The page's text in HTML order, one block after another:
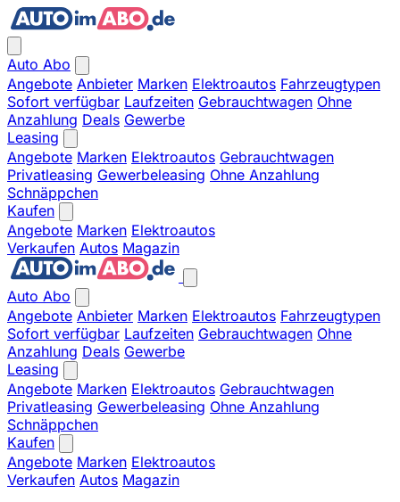
Auto Abo
Angebote Anbieter Marken Elektroautos Fahrzeugtypen
Sofort verfügbar Laufzeiten Gebrauchtwagen Ohne
Anzahlung Deals Gewerbe
Leasing
Angebote Marken Elektroautos Gebrauchtwagen
Privatleasing Gewerbeleasing Ohne Anzahlung
Schnäppchen
Kaufen
Angebote Marken Elektroautos
Verkaufen Autos Magazin
Auto Abo
Angebote Anbieter Marken Elektroautos Fahrzeugtypen
Sofort verfügbar Laufzeiten Gebrauchtwagen Ohne
Anzahlung Deals Gewerbe
Leasing
Angebote Marken Elektroautos Gebrauchtwagen
Privatleasing Gewerbeleasing Ohne Anzahlung
Schnäppchen
Kaufen
Angebote Marken Elektroautos
Verkaufen Autos Magazin